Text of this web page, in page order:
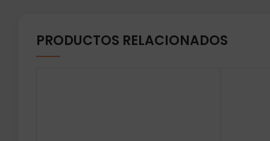
PRODUCTOS RELACIONADOS